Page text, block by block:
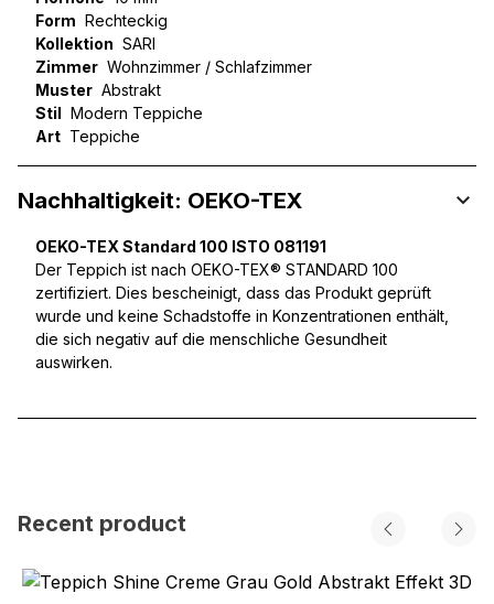
Form Rechteckig
Kollektion SARI
Zimmer Wohnzimmer / Schlafzimmer
Muster Abstrakt
Stil Modern Teppiche
Art Teppiche
Nachhaltigkeit: OEKO-TEX
OEKO-TEX Standard 100 ISTO 081191
Der Teppich ist nach OEKO-TEX® STANDARD 100
zertifiziert. Dies bescheinigt, dass das Produkt geprüft
wurde und keine Schadstoffe in Konzentrationen enthält,
die sich negativ auf die menschliche Gesundheit
auswirken.
Recent product